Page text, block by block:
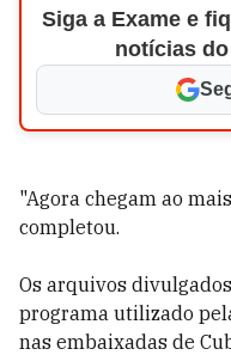
Siga a Exame e
notícias
"Agora chegam ao
completou.
Os arquivos
programa utilizado
nas embaixadas de